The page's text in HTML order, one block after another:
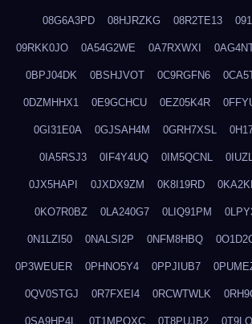
08G6A3PD 08HJRZKG 08R2TE13
09RKK0JO 0A54G2WE 0A7RXWXI
0BPJ04DK 0BSHJVOT 0C9RGFN6
0DZMHHX1 0E9GCHCU 0EZ05K4R
0GI31E0A 0GJSAH4M 0GRH7XSL
0IA5RSJ3 0IF4Y4UQ 0IM5QCNL
0JX5HAPI 0JXDX9ZM 0K8I19RD
0KO7R0BZ 0LA240G7 0LIQ91PM
0N1LZI50 0NALSI2P 0NFM8HBQ
0P3WEUER 0PHNO5Y4 0PPJIUB7
0QV0STGJ 0R7FXEI4 0RCWTWLK
0SA9HP4L 0T1MPQXC 0T8PUJB2